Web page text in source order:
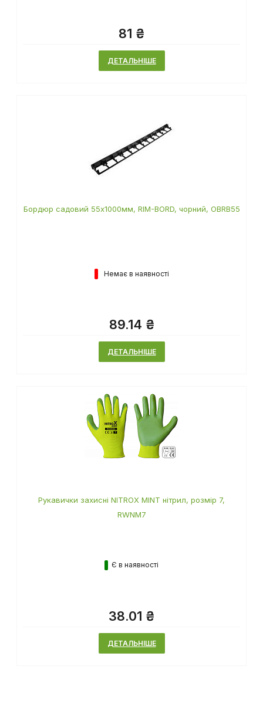
81 ₴
ДЕТАЛЬНІШЕ
Бордюр садовий 55х1000мм, RIM-BORD, чорний, OBRB55
Немає в наявності
89.14 ₴
ДЕТАЛЬНІШЕ
Рукавички захисні NITROX MINT нітрил, розмір 7,
RWNM7
Є в наявності
38.01 ₴
ДЕТАЛЬНІШЕ